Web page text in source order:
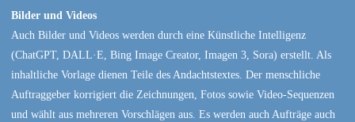
Bilder und Videos
Auch Bilder und Videos werden durch eine Künstliche Intelligenz
(ChatGPT, DALL·E, Bing Image Creator, Imagen 3, Sora) erstellt. Als
inhaltliche Vorlage dienen Teile des Andachtstextes. Der menschliche
Auftraggeber korrigiert die Zeichnungen, Fotos sowie Video-Sequenzen
und wählt aus mehreren Vorschlägen aus. Es werden auch Aufträge auch